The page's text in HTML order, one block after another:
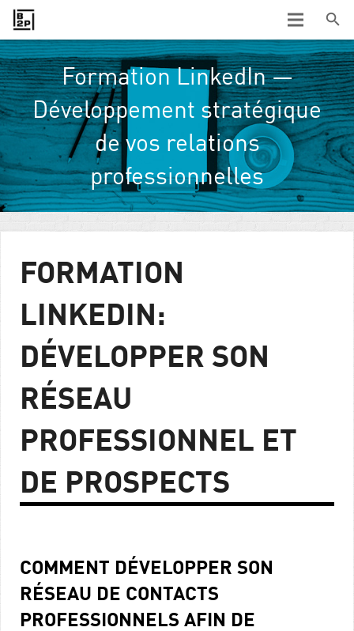
Formation LinkedIn —
Développement stratégique
de vos relations
professionnelles
FORMATION
LINKEDIN:
DÉVELOPPER SON
RÉSEAU
PROFESSIONNEL ET
DE PROSPECTS
COMMENT DÉVELOPPER SON
RÉSEAU DE CONTACTS
PROFESSIONNELS AFIN DE